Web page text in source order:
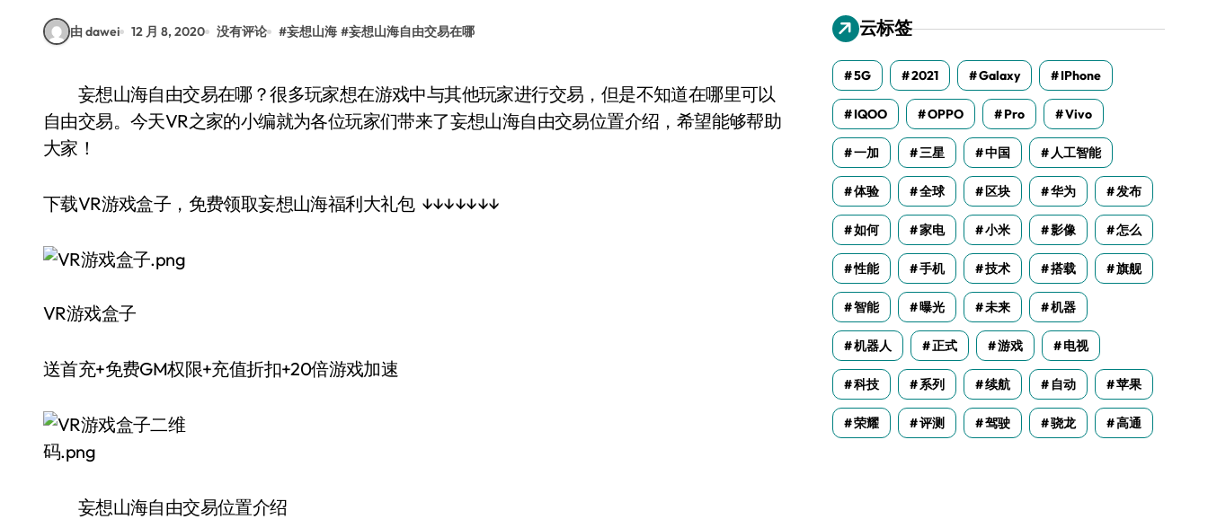
由 dawei 12 月 8, 2020 没有评论 #妄想山海 #妄想山海自由交易在哪
妄想山海自由交易在哪？很多玩家想在游戏中与其他玩家进行交易，但是不知道在哪里可以
自由交易。今天VR之家的小编就为各位玩家们带来了妄想山海自由交易位置介绍，希望能够帮助
大家！
下载VR游戏盒子，免费领取妄想山海福利大礼包 ↓↓↓↓↓↓↓
VR游戏盒子
送首充+免费GM权限+充值折扣+20倍游戏加速
妄想山海自由交易位置介绍
云标签
5G 2021 Galaxy IPhone
IQOO OPPO Pro Vivo
一加 三星 中国 人工智能
体验 全球 区块 华为 发布
如何 家电 小米 影像 怎么
性能 手机 技术 搭载 旗舰
智能 曝光 未来 机器
机器人 正式 游戏 电视
科技 系列 续航 自动 苹果
荣耀 评测 驾驶 骁龙 高通